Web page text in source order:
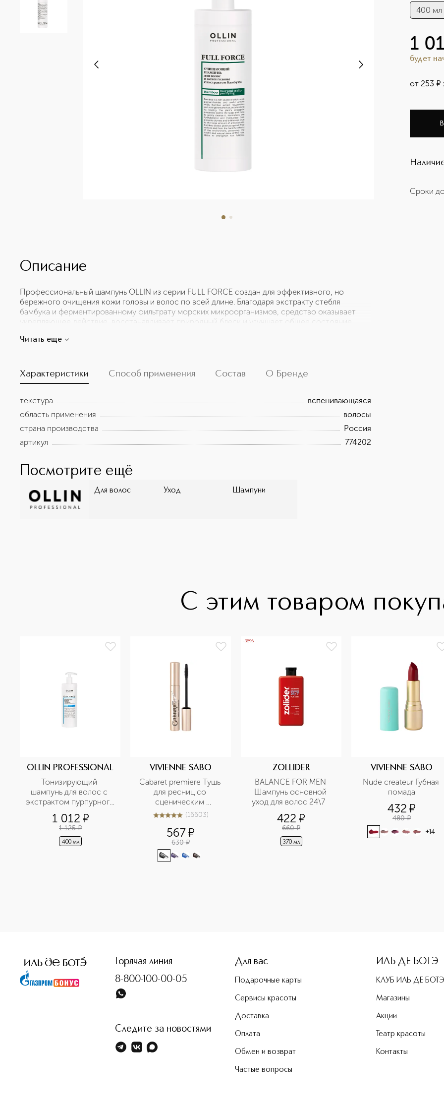
400 мл
1
будет
от 253 ¤
Сроки
Описание
Профессиональный шампунь OLLIN из серии FULL FORCE создан для эффективного, но
бережного очищения кожи головы и волос по всей длине. Благодаря экстракту стебля
бамбука и ферментированному фильтрату морских микроорганизмов, средство оказывает
укрепляющее действие, восстанавливает природный блеск и улучшает общее состояние
нарушая естественный баланс. Увлажняющие компоненты смягчают волосы, возвращают им
Читать еще
Характеристики Способ применения Состав О Бренде
текстура
вспенивающаяся
область применения
волосы
страна производства
Россия
артикул
774202
Посмотрите ещё
Для волос Уход Шампуни
С этим товаром
OLLIN PROFESSIONAL
Тонизирующий
шампунь для волос с
экстрактом пурпурного
женьшеня
1 012 ¤
1 125 ¤
400 мл
VIVIENNE SABO
Cabaret premiere Тушь
для ресниц со
сценическим
эффектом
5из 516603 (16603)
567¤
630 ¤
-36%
ZOLLIDER
BALANCE FOR MEN
Шампунь основной
уход для волос 24\7
422 ¤
660 ¤
370 мл
VIVIENNE SABO
Nude createur Губная
помада
432 ¤
480 ¤
+14
Горячая линия
8-800-100-00-05
Следите за новостями
Для вас
Подарочные карты
Сервисы красоты
Доставка
Оплата
Обмен и возврат
Частые вопросы
ИЛЬ ДЕ БОТЭ
КЛУБ ИЛЬ ДЕ БОТЭ
Магазины
Акции
Театр красоты
Контакты